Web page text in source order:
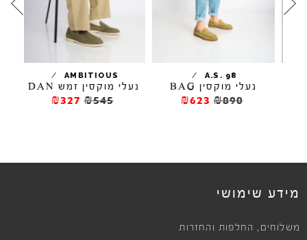
A.S. 98
/
נעלי מוקסין BAG
₪890
₪623
AMBITIOUS
/
נעלי מוקסין זמש DAN
₪545
₪327
מידע שימושי
משלוחים , החלפות והחזרות